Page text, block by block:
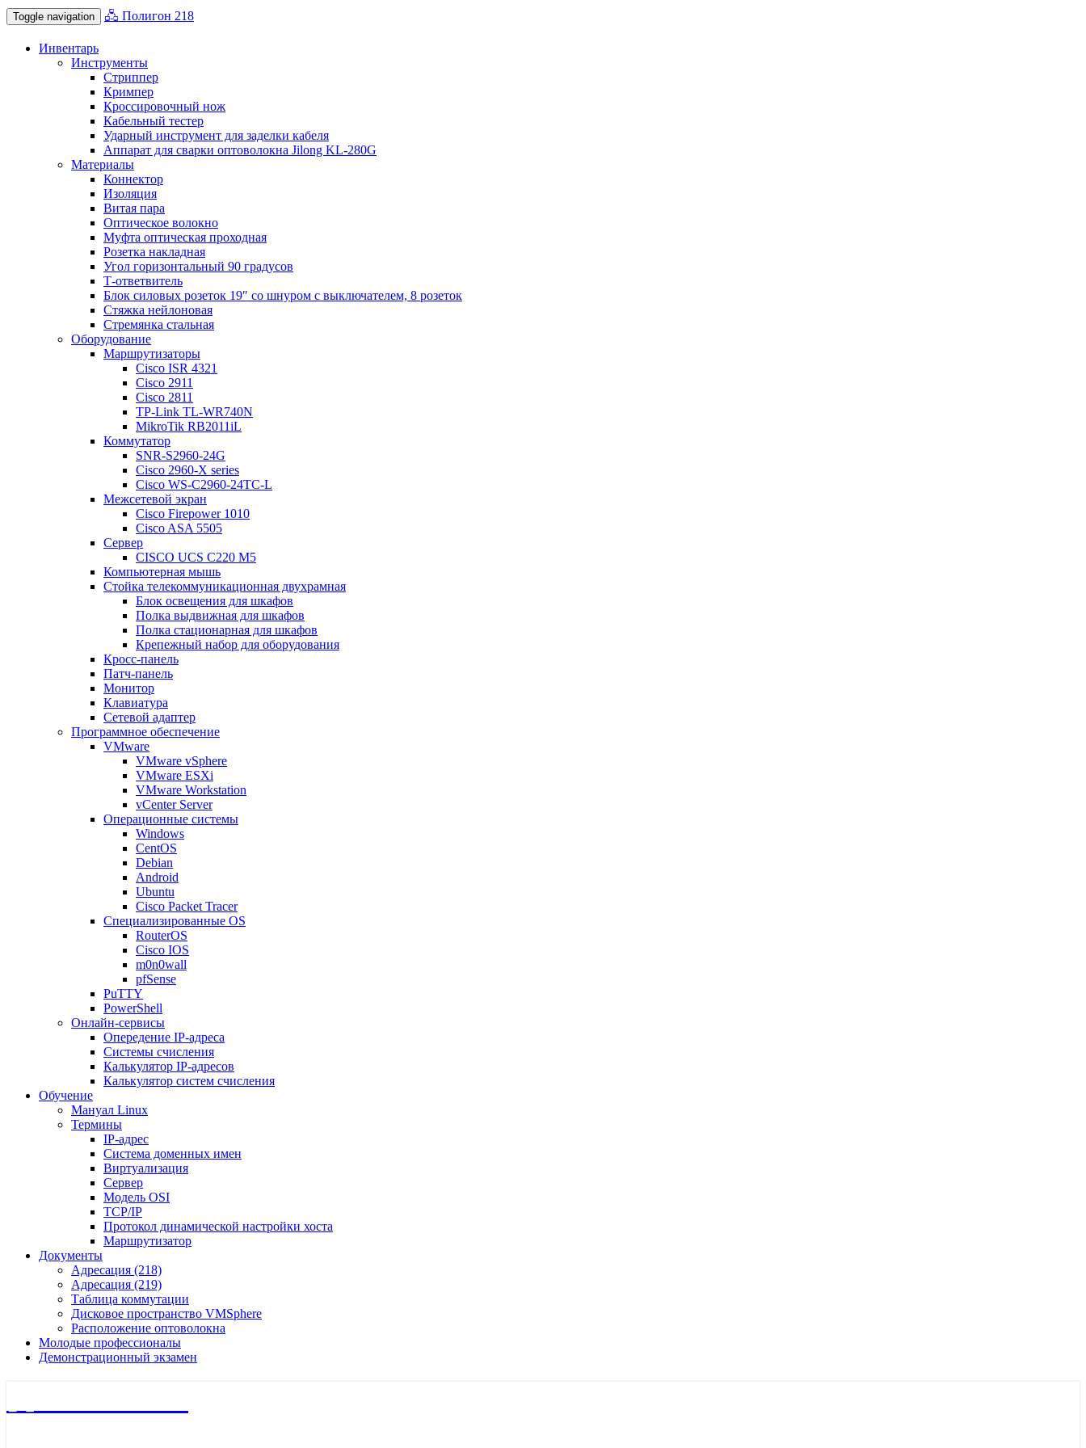
Toggle navigation 🖧 Полигон 218
Инвентарь
Инструменты
Стриппер
Кримпер
Кроссировочный нож
Кабельный тестер
Ударный инструмент для заделки кабеля
Аппарат для сварки оптоволокна Jilong KL-280G
Материалы
Коннектор
Изоляция
Витая пара
Оптическое волокно
Муфта оптическая проходная
Розетка накладная
Угол горизонтальный 90 градусов
Т-ответвитель
Блок силовых розеток 19″ со шнуром с выключателем, 8 розеток
Стяжка нейлоновая
Стремянка стальная
Оборудование
Маршрутизаторы
Cisco ISR 4321
Cisco 2911
Cisco 2811
TP-Link TL-WR740N
MikroTik RB2011iL
Коммутатор
SNR-S2960-24G
Cisco 2960-X series
Cisco WS-C2960-24TC-L
Межсетевой экран
Cisco Firepower 1010
Cisco ASA 5505
Сервер
CISCO UCS C220 M5
Компьютерная мышь
Стойка телекоммуникационная двухрамная
Блок освещения для шкафов
Полка выдвижная для шкафов
Полка стационарная для шкафов
Крепежный набор для оборудования
Кросс-панель
Патч-панель
Монитор
Клавиатура
Сетевой адаптер
Программное обеспечение
VMware
VMware vSphere
VMware ESXi
VMware Workstation
vCenter Server
Операционные системы
Windows
CentOS
Debian
Android
Ubuntu
Cisco Packet Tracer
Специализированные OS
RouterOS
Cisco IOS
m0n0wall
pfSense
PuTTY
PowerShell
Онлайн-сервисы
Опередение IP-адреса
Системы счисления
Калькулятор IP-адресов
Калькулятор систем счисления
Обучение
Мануал Linux
Термины
IP-адрес
Система доменных имен
Виртуализация
Сервер
Модель OSI
TCP/IP
Протокол динамической настройки хоста
Маршрутизатор
Документы
Адресация (218)
Адресация (219)
Таблица коммутации
Дисковое пространство VMSphere
Расположение оптоволокна
Молодые профессионалы
Демонстрационный экзамен